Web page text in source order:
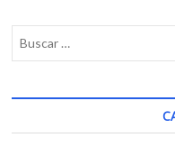
c
i
ó
n
s
: